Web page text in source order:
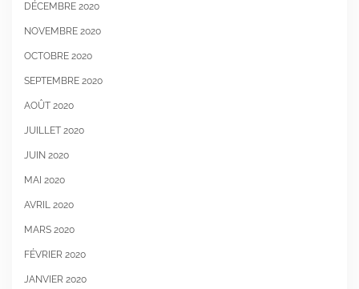
DÉCEMBRE 2020
NOVEMBRE 2020
OCTOBRE 2020
SEPTEMBRE 2020
AOÛT 2020
JUILLET 2020
JUIN 2020
MAI 2020
AVRIL 2020
MARS 2020
FÉVRIER 2020
JANVIER 2020